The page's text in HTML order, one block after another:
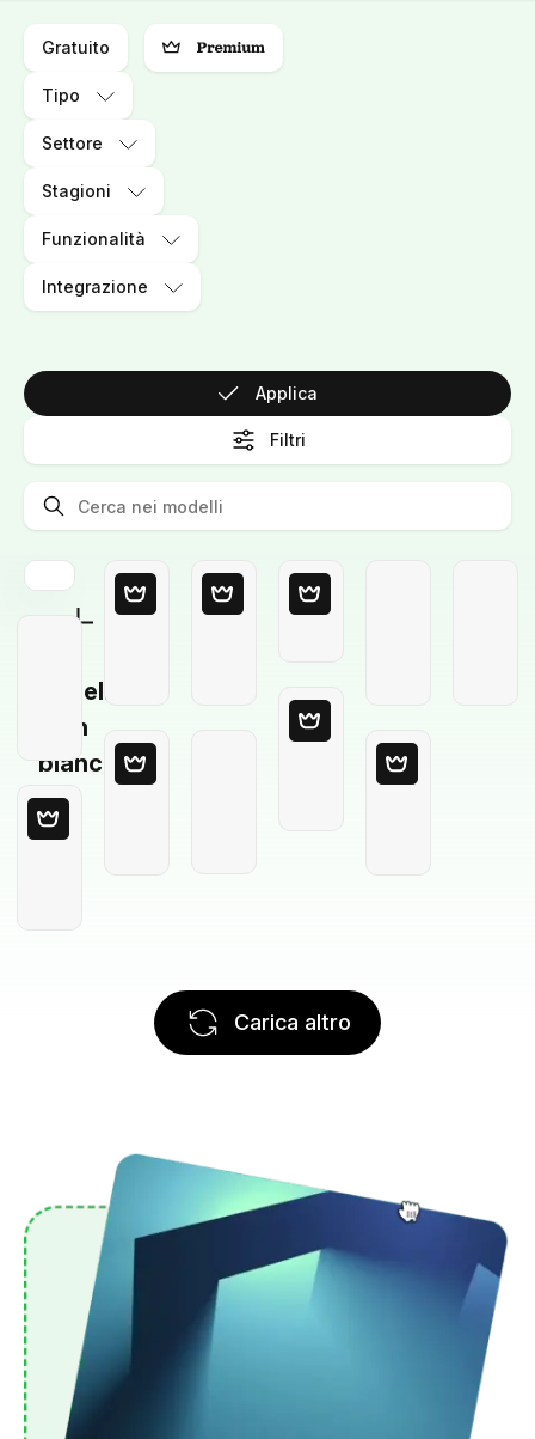
Gratuito
Tipo
Settore
Stagioni
Funzionalità
Integrazione
Applica
Filtri
Modello
in
bianco
Carica altro